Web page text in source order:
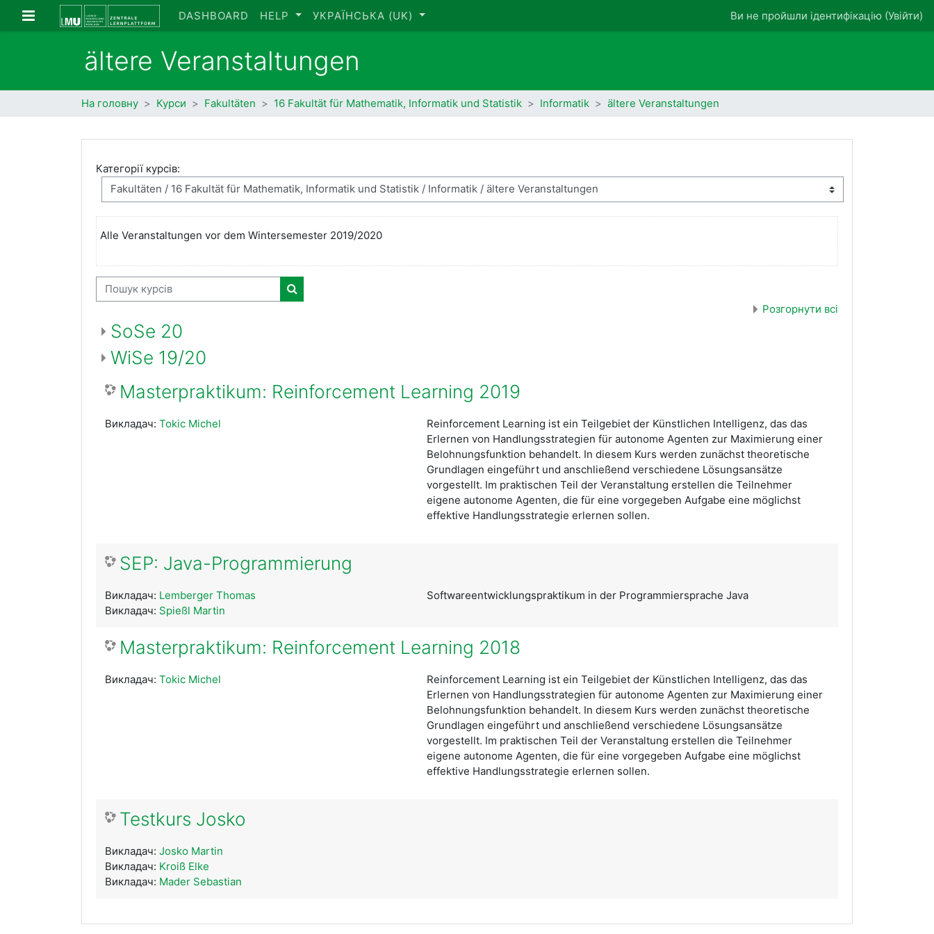
Перейти до головного вмісту
Бокова панель DASHBOARD HELP УКРАЇНСЬКА ‎(UK)‎ Ви не пройшли ідентифікацію (Увійти)
ältere Veranstaltungen
На головну Курси Fakultäten 16 Fakultät für Mathematik, Informatik und Statistik Informatik ältere Veranstaltungen
Категорії курсів:
Alle Veranstaltungen vor dem Wintersemester 2019/2020
Пошук курсів
Пошук курсів Розгорнути всі
SoSe 20
WiSe 19/20
Masterpraktikum: Reinforcement Learning 2019
Reinforcement Learning ist ein Teilgebiet der Künstlichen Intelligenz, das das
Erlernen von Handlungsstrategien für autonome Agenten zur Maximierung einer
Belohnungsfunktion behandelt. In diesem Kurs werden zunächst theoretische
Grundlagen eingeführt und anschließend verschiedene Lösungsansätze
vorgestellt. Im praktischen Teil der Veranstaltung erstellen die Teilnehmer
eigene autonome Agenten, die für eine vorgegeben Aufgabe eine möglichst
effektive Handlungsstrategie erlernen sollen.
Викладач: Tokic Michel
SEP: Java-Programmierung
Softwareentwicklungspraktikum in der Programmiersprache Java
Викладач: Lemberger Thomas
Викладач: Spießl Martin
Masterpraktikum: Reinforcement Learning 2018
Reinforcement Learning ist ein Teilgebiet der Künstlichen Intelligenz, das das
Erlernen von Handlungsstrategien für autonome Agenten zur Maximierung einer
Belohnungsfunktion behandelt. In diesem Kurs werden zunächst theoretische
Grundlagen eingeführt und anschließend verschiedene Lösungsansätze
vorgestellt. Im praktischen Teil der Veranstaltung erstellen die Teilnehmer
eigene autonome Agenten, die für eine vorgegeben Aufgabe eine möglichst
effektive Handlungsstrategie erlernen sollen.
Викладач: Tokic Michel
Testkurs Josko
Викладач: Josko Martin
Викладач: Kroiß Elke
Викладач: Mader Sebastian